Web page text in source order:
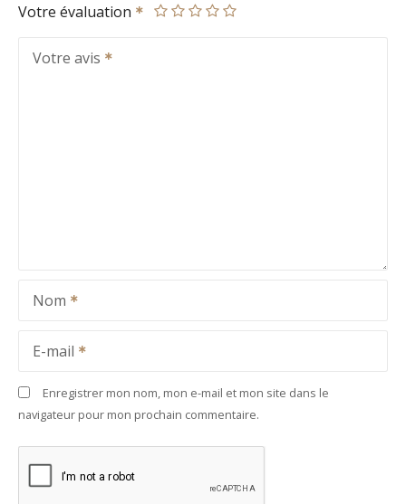
Votre évaluation
Votre avis
Nom
E-mail
Enregistrer mon nom, mon e-mail et mon site dans le
navigateur pour mon prochain commentaire.